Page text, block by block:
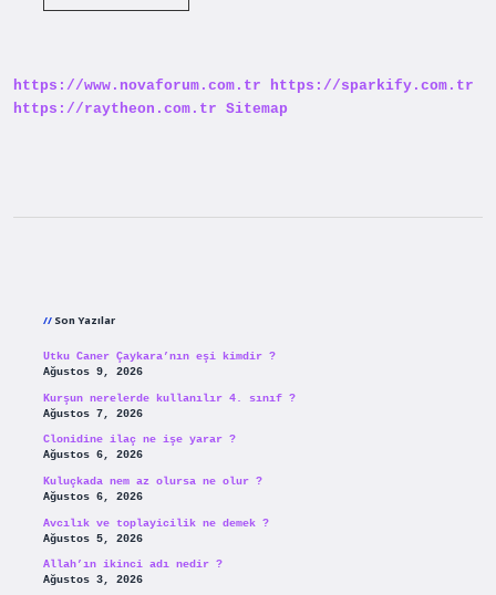
https://www.novaforum.com.tr
https://sparkify.com.tr
https://raytheon.com.tr Sitemap
Son Yazılar
Utku Caner Çaykara’nın eşi kimdir ?
Ağustos 9, 2026
Kurşun nerelerde kullanılır 4. sınıf ?
Ağustos 7, 2026
Clonidine ilaç ne işe yarar ?
Ağustos 6, 2026
Kuluçkada nem az olursa ne olur ?
Ağustos 6, 2026
Avcılık ve toplayicilik ne demek ?
Ağustos 5, 2026
Allah’ın ikinci adı nedir ?
Ağustos 3, 2026